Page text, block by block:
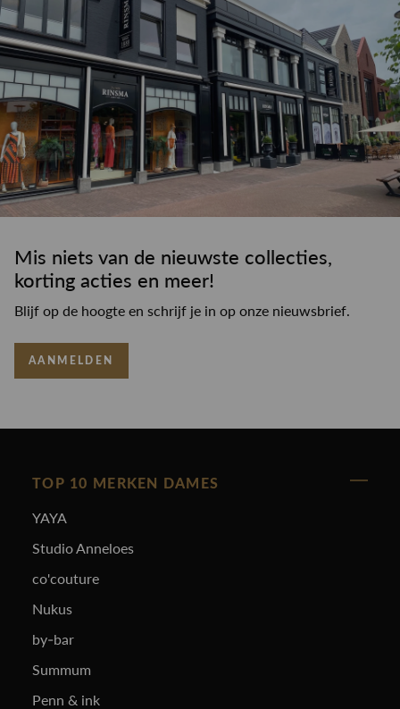
Mis niets van de nieuwste collecties,
korting acties en meer!
Blijf op de hoogte en schrijf je in op onze nieuwsbrief.
AANMELDEN
TOP 10 MERKEN DAMES
YAYA
Studio Anneloes
co'couture
Nukus
by-bar
Summum
Penn & ink